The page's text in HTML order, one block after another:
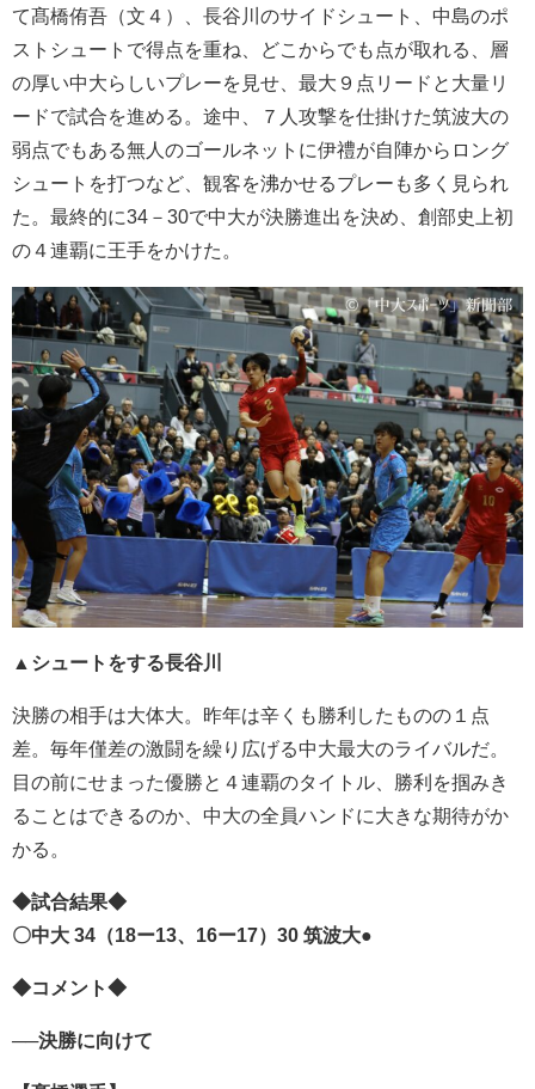
て髙橋侑吾（文４）、長谷川のサイドシュート、中島のポ
ストシュートで得点を重ね、どこからでも点が取れる、層
の厚い中大らしいプレーを見せ、最大９点リードと大量リ
ードで試合を進める。途中、７人攻撃を仕掛けた筑波大の
弱点でもある無人のゴールネットに伊禮が自陣からロング
シュートを打つなど、観客を沸かせるプレーも多く見られ
た。最終的に34－30で中大が決勝進出を決め、創部史上初
の４連覇に王手をかけた。
▲シュートをする長谷川
決勝の相手は大体大。昨年は辛くも勝利したものの１点
差。毎年僅差の激闘を繰り広げる中大最大のライバルだ。
目の前にせまった優勝と４連覇のタイトル、勝利を掴みき
ることはできるのか、中大の全員ハンドに大きな期待がか
かる。
◆試合結果◆
〇中大 34（18ー13、16ー17）30 筑波大●
◆コメント◆
──決勝に向けて